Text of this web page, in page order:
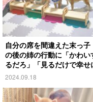
自分の席を間違えた末っ
の後の姉の行動に「かわい
るだろ」「見るだけで幸せ
る」
2024.09.18